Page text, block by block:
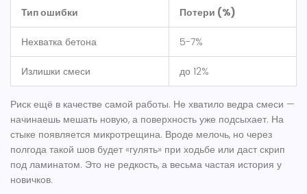
Тип ошибки Потери (%)
Нехватка бетона 5-7%
Излишки смеси до 12%
Риск ещё в качестве самой работы. Не хватило ведра смеси —
начинаешь мешать новую, а поверхность уже подсыхает. На
стыке появляется микротрещина. Вроде мелочь, но через
полгода такой шов будет «гулять» при ходьбе или даст скрип
под ламинатом. Это не редкость, а весьма частая история у
новичков.